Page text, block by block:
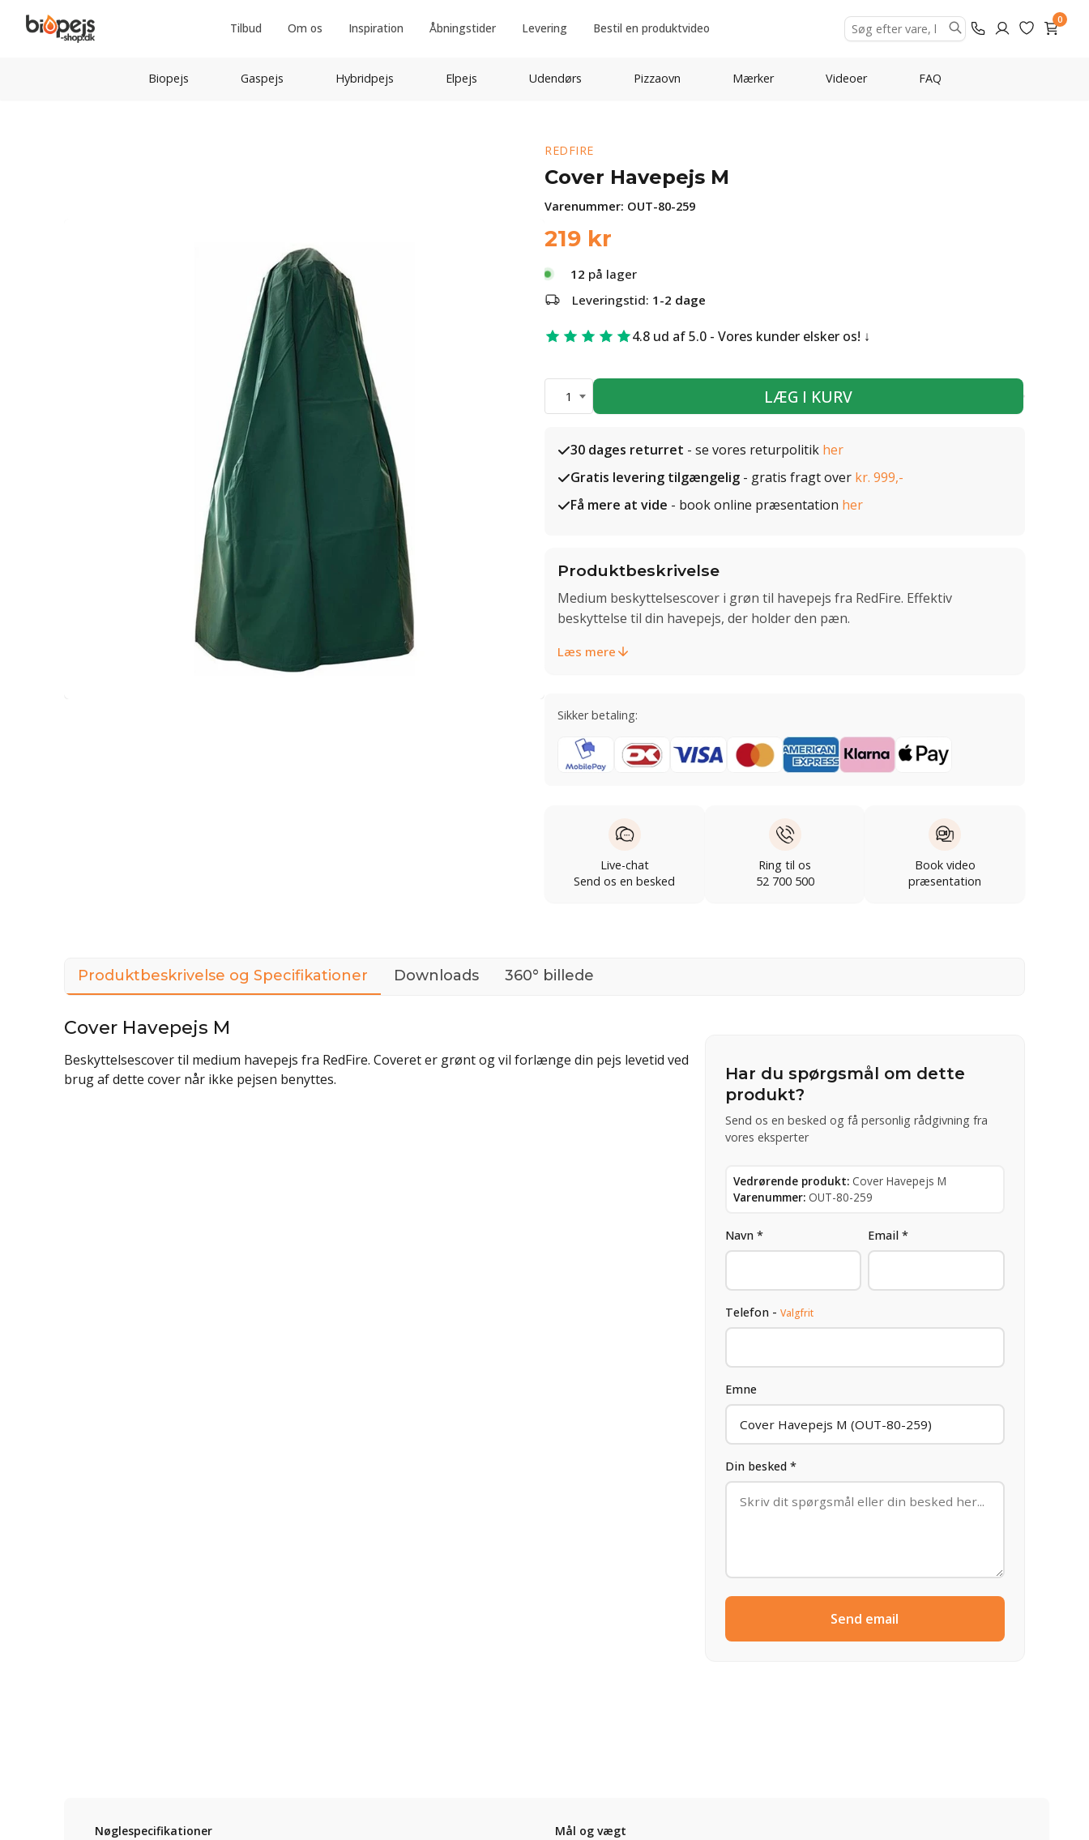
Tilbud Om os Inspiration Åbningstider Levering Bestil en produktvideo
0
Biopejs Gaspejs Hybridpejs Elpejs Udendørs Pizzaovn Mærker Videoer FAQ
REDFIRE
Cover Havepejs M
Varenummer: OUT-80-259
219 kr
12 på lager
Leveringstid: 1-2 dage
4.8 ud af 5.0 - Vores kunder elsker os!
1 LÆG I KURV
30 dages returret - se vores returpolitik her
Gratis levering tilgængelig - gratis fragt over kr. 999,-
Få mere at vide - book online præsentation her
Produktbeskrivelse
Medium beskyttelsescover i grøn til havepejs fra RedFire. Effektiv
beskyttelse til din havepejs, der holder den pæn.
Læs mere
Sikker betaling:
Live-chat
Send os en besked
Ring til os
52 700 500
Book video
præsentation
Produktbeskrivelse og Specifikationer Downloads 360° billede
Cover Havepejs M
Beskyttelsescover til medium havepejs fra RedFire. Coveret er grønt og vil forlænge din pejs levetid ved
brug af dette cover når ikke pejsen benyttes.
Har du spørgsmål om dette
produkt?
Send os en besked og få personlig rådgivning fra
vores eksperter
Vedrørende produkt: Cover Havepejs M
Varenummer: OUT-80-259
Navn * Email *
Telefon - Valgfrit
Emne
Din besked *
Send email
Nøglespecifikationer Mål og vægt